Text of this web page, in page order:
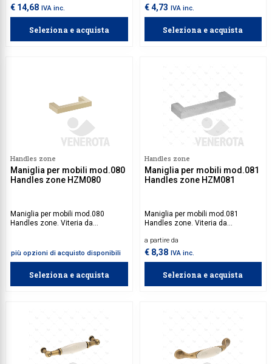
€ 14,68 IVA inc.
Seleziona e acquista
€ 4,73 IVA inc.
Seleziona e acquista
Handles zone
Maniglia per mobili mod.080
Handles zone HZM080
Maniglia per mobili mod.080
Handles zone. Viteria da
più opzioni di acquisto disponibili
Seleziona e acquista
Handles zone
Maniglia per mobili mod.081
Handles zone HZM081
Maniglia per mobili mod.081
Handles zone. Viteria da
a partire da
€ 8,38 IVA inc.
Seleziona e acquista